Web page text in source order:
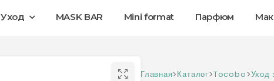
Уход MASK BAR Mini format Парфюм
Главная>Каталог>Tocobo>Уход